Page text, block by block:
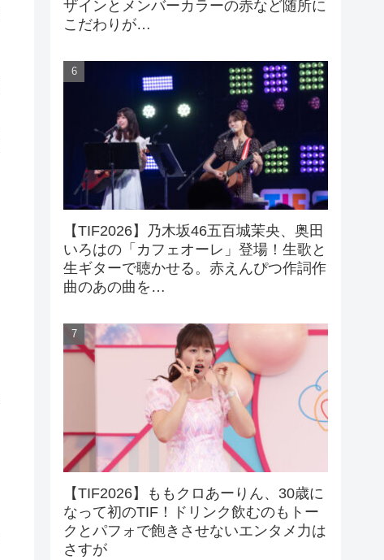
ザインとメンバーカラーの赤など随所に
こだわりが…
【TIF2026】乃木坂46五百城茉央、奥田
いろはの「カフェオーレ」登場！生歌と
生ギターで聴かせる。赤えんぴつ作詞作
曲のあの曲を…
【TIF2026】ももクロあーりん、30歳に
なって初のTIF！ドリンク飲むのもトー
クとパフォで飽きさせないエンタメ力は
さすが